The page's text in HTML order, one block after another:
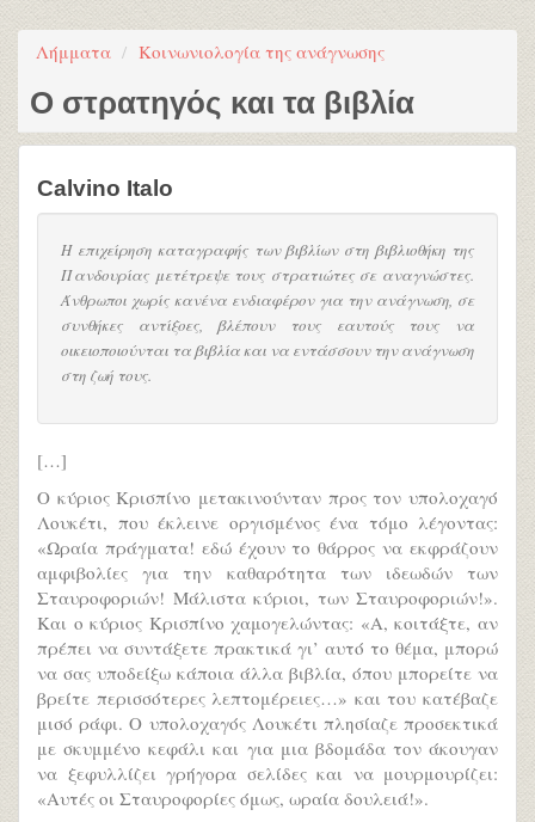
Λήμματα Κοινωνιολογία της ανάγνωσης
Ο στρατηγός και τα βιβλία
Calvino Italo
Η επιχείρηση καταγραφής των βιβλίων στη βιβλιοθήκη της
Πανδουρίας μετέτρεψε τους στρατιώτες σε αναγνώστες.
Άνθρωποι χωρίς κανένα ενδιαφέρον για την ανάγνωση, σε
συνθήκες αντίξοες, βλέπουν τους εαυτούς τους να
οικειοποιούνται τα βιβλία και να εντάσσουν την ανάγνωση
στη ζωή τους.
[…]
Ο κύριος Κρισπίνο μετακινούνταν προς τον υπολοχαγό
Λουκέτι, που έκλεινε οργισμένος ένα τόμο λέγοντας:
«Ωραία πράγματα! εδώ έχουν το θάρρος να εκφράζουν
αμφιβολίες για την καθαρότητα των ιδεωδών των
Σταυροφοριών! Μάλιστα κύριοι, των Σταυροφοριών!».
Και ο κύριος Κρισπίνο χαμογελώντας: «Α, κοιτάξτε, αν
πρέπει να συντάξετε πρακτικά γι’ αυτό το θέμα, μπορώ
να σας υποδείξω κάποια άλλα βιβλία, όπου μπορείτε να
βρείτε περισσότερες λεπτομέρειες…» και του κατέβαζε
μισό ράφι. Ο υπολοχαγός Λουκέτι πλησίαζε προσεκτικά
με σκυμμένο κεφάλι και για μια βδομάδα τον άκουγαν
να ξεφυλλίζει γρήγορα σελίδες και να μουρμουρίζει:
«Αυτές οι Σταυροφορίες όμως, ωραία δουλειά!».